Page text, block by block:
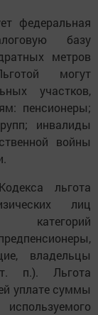
федеральная
базу
метров
могут
участков,
пенсионеры;
инвалиды
войны
льгота
лиц
владельцы
п.). Льгота
уплате суммы